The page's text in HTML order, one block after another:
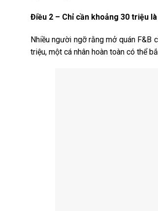
Điều 2 – Chỉ cần khoảng 30 triệu
Nhiều người ngỡ rằng mở quán F&B
triệu, một cá nhân hoàn toàn có thể